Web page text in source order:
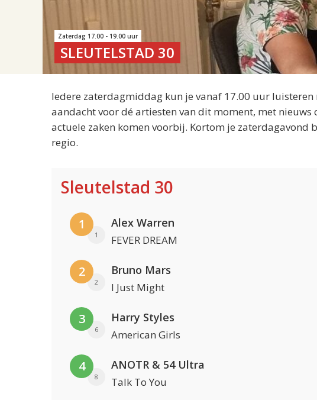
Zaterdag 17.00 - 19.00 uur
SLEUTELSTAD 30
Iedere zaterdagmiddag kun je vanaf 17.00 uur
aandacht voor dé artiesten van dit moment, met
actuele zaken komen voorbij. Kortom je zaterdagavond
regio.
Sleutelstad 30
1
1
Alex Warren
FEVER DREAM
2
2
Bruno Mars
I Just Might
3
6
Harry Styles
American Girls
4
8
ANOTR & 54 Ultra
Talk To You